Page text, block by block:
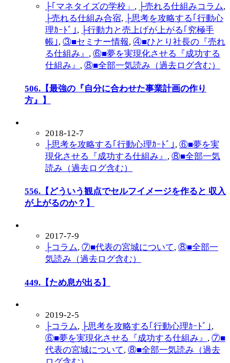
├｢マネタイズの学校」 , ├売れる仕組みコラム,
├売れる仕組み合宿, ├思考を攻略する｢行動心
理ｶｰﾄﾞ｣ , ├行動力と売上げが上がる｢究極手
帳｣ , ③■セミナー情報, ④■ひとり社長の『売れ
る仕組み』 , ⑥■夢を実現化させる『成功する
仕組み』 , ⑧■全部一気読み（過去ログ含む）
506.【最強の『自分に合わせた事業計画の作り
方』】
2018-12-7
├思考を攻略する｢行動心理ｶｰﾄﾞ｣ , ⑥■夢を実
現化させる『成功する仕組み』 , ⑧■全部一気
読み（過去ログ含む）
556.【どういう観点でセルフイメージを作ると 収入
が上がるのか？】
2017-7-9
├コラム, ⑦■代表の宮城について, ⑧■全部一
気読み（過去ログ含む）
449.【ため息が出る】
2019-2-5
├コラム, ├思考を攻略する｢行動心理ｶｰﾄﾞ｣ ,
⑥■夢を実現化させる『成功する仕組み』 , ⑦■
代表の宮城について, ⑧■全部一気読み（過去